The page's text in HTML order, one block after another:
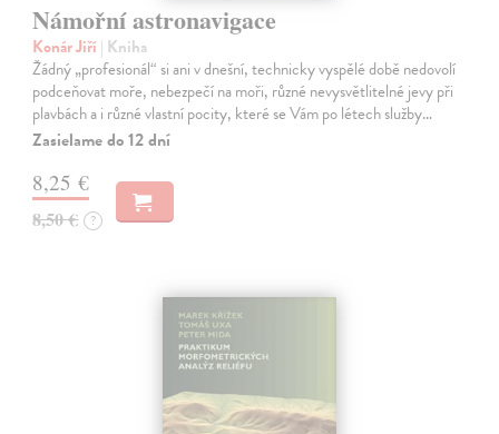
Námořní astronavigace
Konár Jiří | Kniha
Žádný „profesionál“ si ani v dnešní, technicky vyspělé době nedovolí
podceňovat moře, nebezpečí na moři, různé nevysvětlitelné jevy při
plavbách a i různé vlastní pocity, které se Vám po létech služby…
Zasielame do 12 dní
8,25 €
8,50 € ?